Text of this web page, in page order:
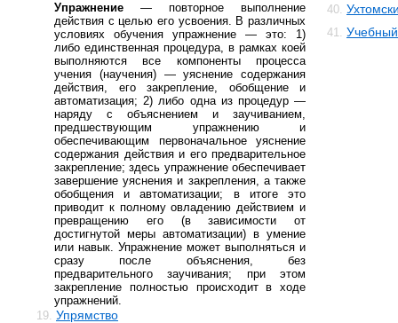
Упражнение — повторное выполнение
действия с целью его усвоения. В различных
условиях обучения упражнение — это: 1)
либо единственная процедура, в рамках коей
выполняются все компоненты процесса
учения (научения) — уяснение содержания
действия, его закрепление, обобщение и
автоматизация; 2) либо одна из процедур —
наряду с объяснением и заучиванием,
предшествующим упражнению и
обеспечивающим первоначальное уяснение
содержания действия и его предварительное
закрепление; здесь упражнение обеспечивает
завершение уяснения и закрепления, а также
обобщения и автоматизации; в итоге это
приводит к полному овладению действием и
превращению его (в зависимости от
достигнутой меры автоматизации) в умение
или навык. Упражнение может выполняться и
сразу после объяснения, без
предварительного заучивания; при этом
закрепление полностью происходит в ходе
упражнений.
19. Упрямство
40.
41.